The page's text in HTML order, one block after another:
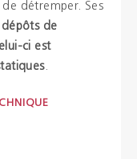
détremper. Ses
de
ci est
.